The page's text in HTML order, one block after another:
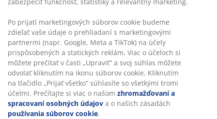
Po prijatí marketingových súborov cookie budeme
zdieľať vaše údaje o prehliadaní s marketingovými
partnermi (napr. Google, Meta a TikTok) na účely
prispôsobených a statických reklám. Viac o účeloch si
môžete prečítať v časti „Upraviť“ a svoj súhlas môžete
odvolať kliknutím na ikonu súborov cookie. Kliknutím
na tlačidlo „Prijať všetko“ súhlasíte so všetkými tromi
účelmi. Prečítajte si viac o našom zhromažďovaní a
spracovaní osobných údajov a o našich zásadách
používania súborov cookie.